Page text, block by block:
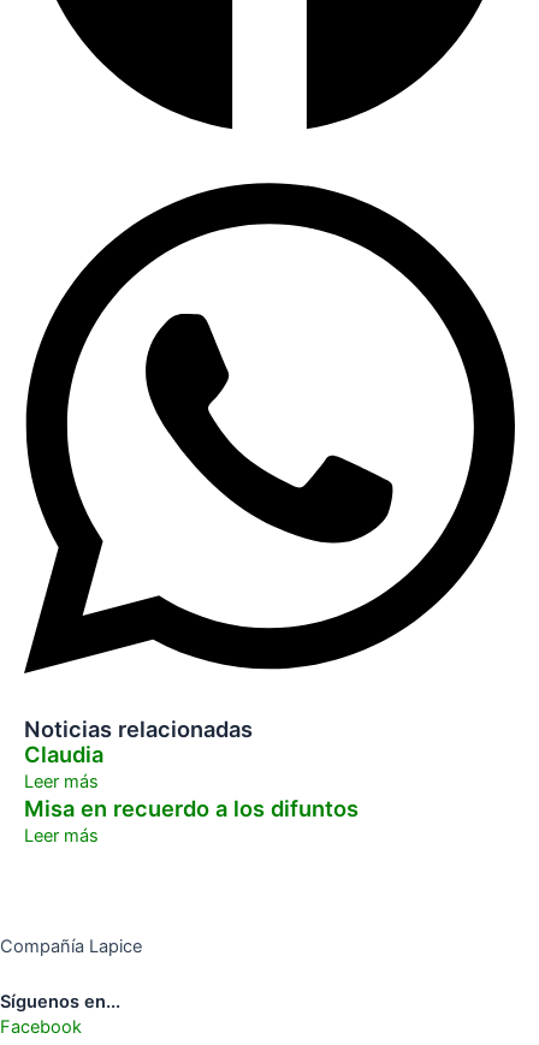
Noticias relacionadas
Claudia
Leer más
Misa en recuerdo a los difuntos
Leer más
Compañía Lapice
Síguenos en...
Facebook